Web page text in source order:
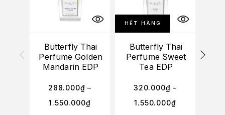
Butterfly Thai
Perfume Golden
Mandarin EDP
288.000₫ –
1.550.000₫
HẾT HÀNG
Butterfly Thai
Perfume Sweet
Tea EDP
320.000₫ –
1.550.000₫